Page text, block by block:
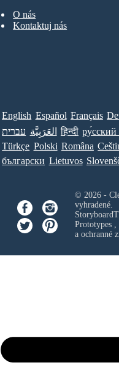
O nás
Kontaktuj nás
English Español Français
עברית العَرَبِيَّة हिन्दी ру́сский
Türkçe Polski Româna
български Lietuvos
© 2026 -
vyhradené.
Prototypes
a ochranné